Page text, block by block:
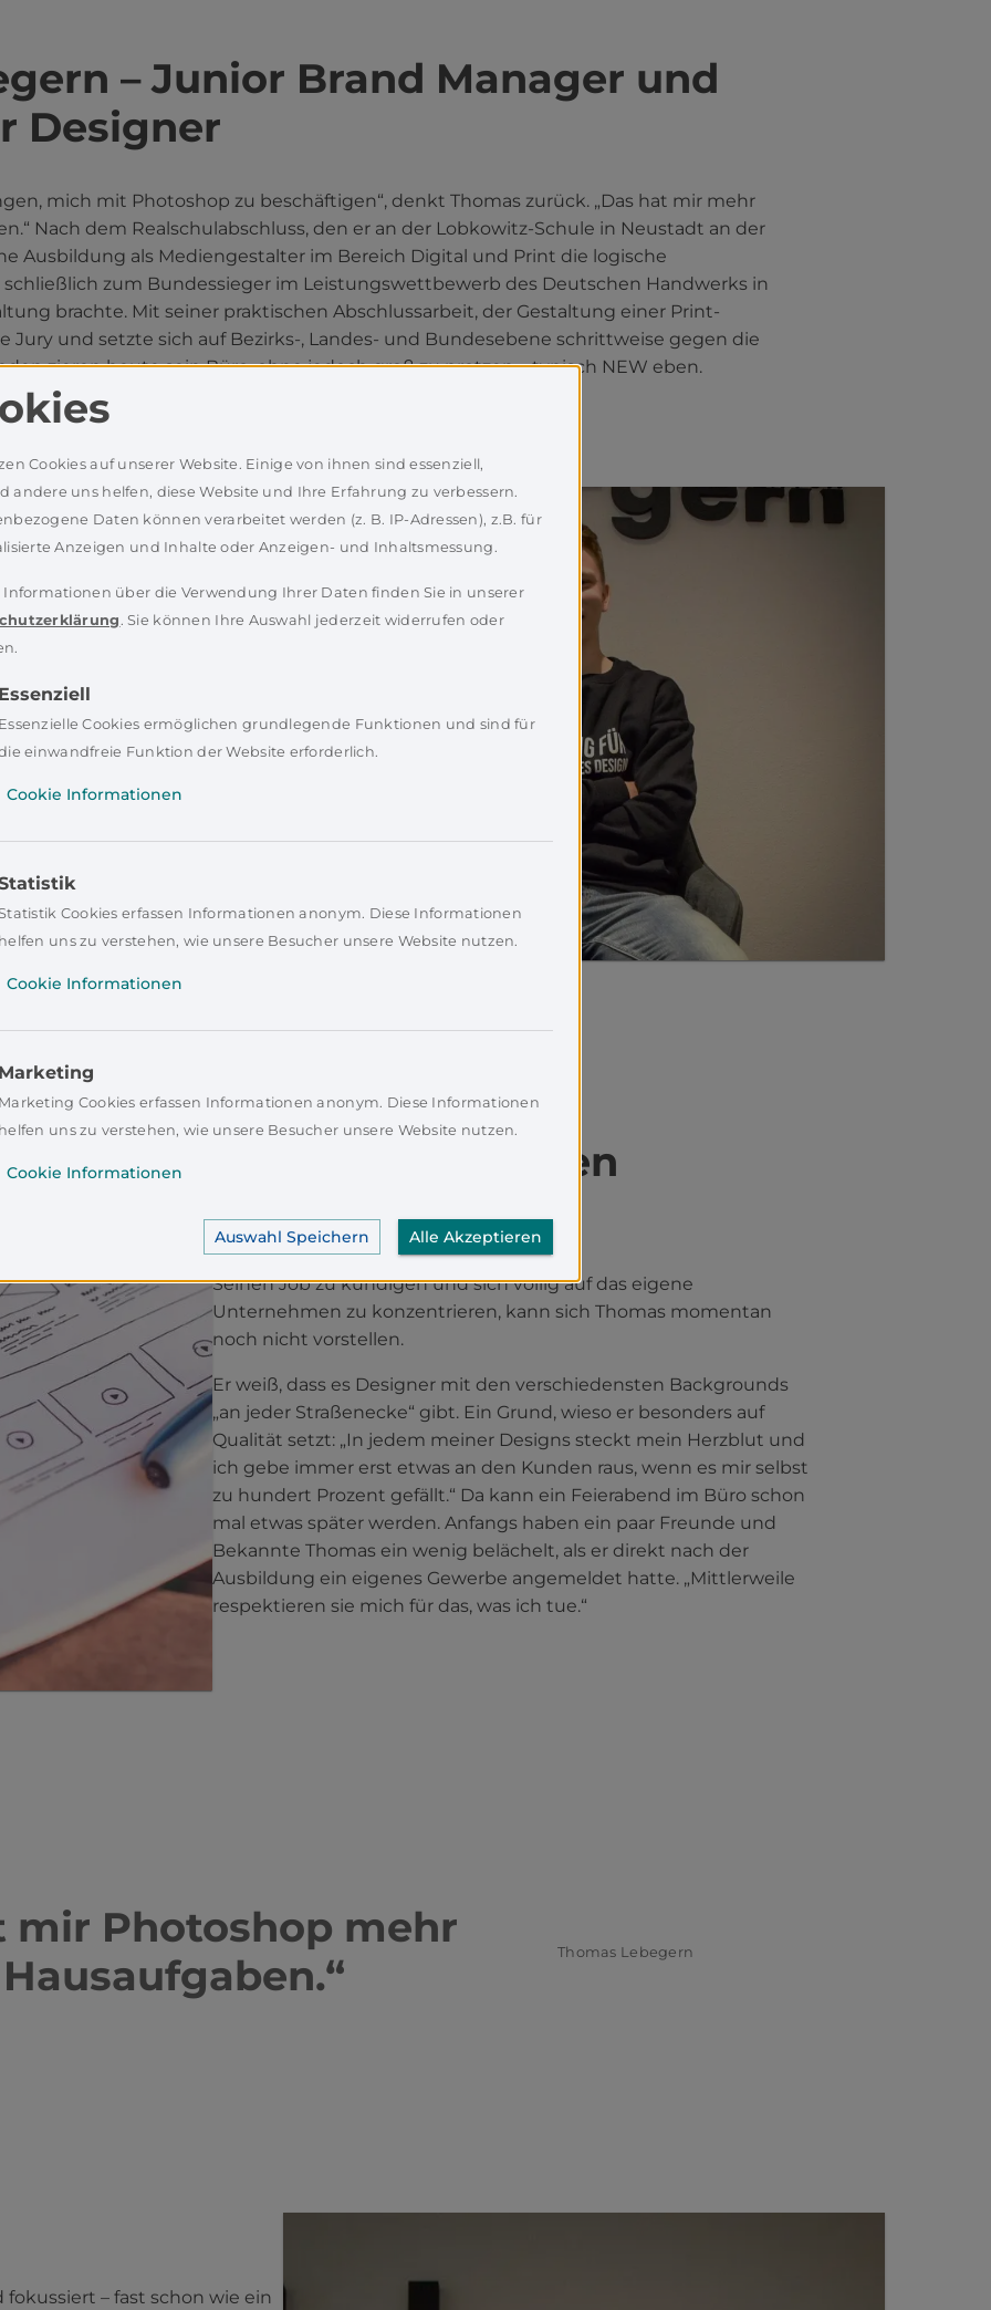
– Junior Brand Manager und
Designer
mich mit Photoshop zu beschäftigen“, denkt Thomas zurück. „Das hat mir mehr
Nach dem Realschulabschluss, den er an der Lobkowitz-Schule in Neustadt an der
Ausbildung als Mediengestalter im Bereich Digital und Print die logische
schließlich zum Bundessieger im Leistungswettbewerb des Deutschen Handwerks in
brachte. Mit seiner praktischen Abschlussarbeit, der Gestaltung einer Print-
Jury und setzte sich auf Bezirks-, Landes- und Bundesebene schrittweise gegen die
zieren heute sein Büro, ohne jedoch groß zu protzen – typisch NEW eben.
und lässt sich die Zeit nicht
kicken, die Spielvereinigung
auch das Training immer
Spieler als 1.
Windischeschenbach
die ländliche Umgebung
die Frage, ob es nicht
in Hamburg oder Berlin
den Kopf. Wichtig sei eine
Autobahn. Und natürlich
online ab über
wo ich bin.“
Warum noch einen
Nebenjob?
Seinen Job zu kündigen und sich völlig auf das eigene
Unternehmen zu konzentrieren, kann sich Thomas momentan
noch nicht vorstellen.
Er weiß, dass es Designer mit den verschiedensten Backgrounds
„an jeder Straßenecke“ gibt. Ein Grund, wieso er besonders auf
Qualität setzt: „In jedem meiner Designs steckt mein Herzblut und
ich gebe immer erst etwas an den Kunden raus, wenn es mir selbst
zu hundert Prozent gefällt.“ Da kann ein Feierabend im Büro schon
mal etwas später werden. Anfangs haben ein paar Freunde und
Bekannte Thomas ein wenig belächelt, als er direkt nach der
Ausbildung ein eigenes Gewerbe angemeldet hatte. „Mittlerweile
respektieren sie mich für das, was ich tue.“
mir Photoshop mehr
“ Thomas Lebegern
– fast schon wie ein
Cookies auf unserer Website. Einige von ihnen sind essenziell,
andere uns helfen, diese Website und Ihre Erfahrung zu verbessern.
Daten können verarbeitet werden (z. B. IP-Adressen), z.B. für
Anzeigen und Inhalte oder Anzeigen- und Inhaltsmessung.
Informationen über die Verwendung Ihrer Daten finden Sie in unserer
. Sie können Ihre Auswahl jederzeit widerrufen oder
Essenziell
Essenzielle Cookies ermöglichen grundlegende Funktionen und sind für
einwandfreie Funktion der Website erforderlich.
Cookie Informationen
Cookies erfassen Informationen anonym. Diese Informationen
helfen uns zu verstehen, wie unsere Besucher unsere Website nutzen.
Cookie Informationen
Marketing
Marketing Cookies erfassen Informationen anonym. Diese Informationen
helfen uns zu verstehen, wie unsere Besucher unsere Website nutzen.
Cookie Informationen
Auswahl Speichern Alle Akzeptieren